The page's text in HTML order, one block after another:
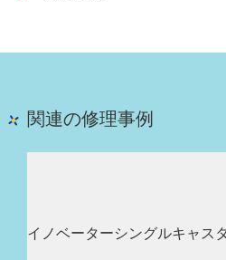
関連の修理事例